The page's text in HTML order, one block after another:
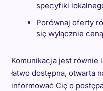
specyfiki
Porównaj oferty
się wyłącznie
Komunikacja jest równie
łatwo dostępna, otwarta
informować Cię o